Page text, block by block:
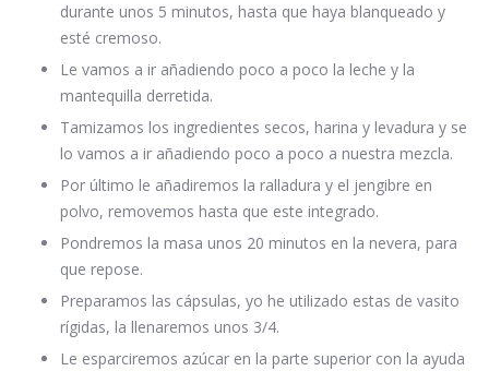
durante unos 5 minutos, hasta que haya blanqueado y
esté cremoso.
Le vamos a ir añadiendo poco a poco la leche y la
mantequilla derretida.
Tamizamos los ingredientes secos, harina y levadura y se
lo vamos a ir añadiendo poco a poco a nuestra mezcla.
Por último le añadiremos la ralladura y el jengibre en
polvo, removemos hasta que este integrado.
Pondremos la masa unos 20 minutos en la nevera, para
que repose.
Preparamos las cápsulas, yo he utilizado estas de vasito
rígidas, la llenaremos unos 3/4.
Le esparciremos azúcar en la parte superior con la ayuda